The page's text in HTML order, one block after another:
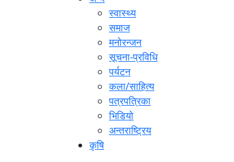
स्वास्थ्य
समाज
मनोरन्जन
सूचना-प्रविधि
पर्यटन
कला/साहित्य
पत्रपत्रिका
भिडियो
अन्तराष्ट्रिय
कृषि